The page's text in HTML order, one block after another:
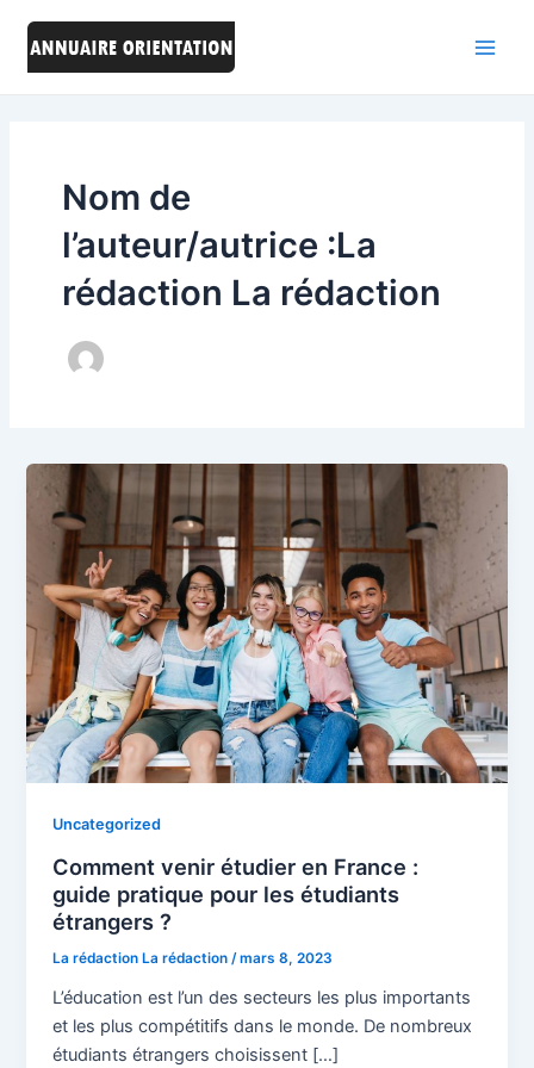
contenu
Nom de
l’auteur/autrice :La
rédaction La rédaction
Uncategorized
Comment venir étudier en France :
guide pratique pour les étudiants
étrangers ?
La rédaction La rédaction /mars 8, 2023
L’éducation est l’un des secteurs les plus importants
et les plus compétitifs dans le monde. De nombreux
étudiants étrangers choisissent […]